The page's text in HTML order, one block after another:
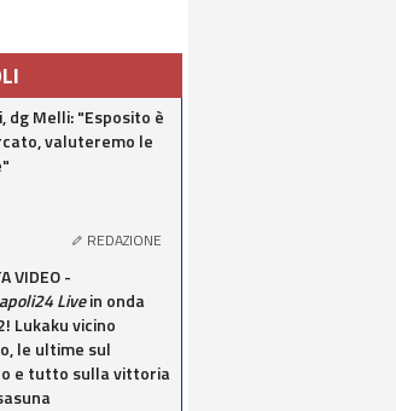
dg Melli: "Esposito è
valuteremo le
REDAZIONE
VIDEO -
Livein onda
Lukaku vicino
le ultime sul
e tutto sulla vittoria